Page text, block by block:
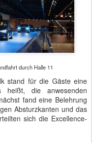
durch Halle 11
stand für die Gäste eine
heißt, die anwesenden
fand eine Belehrung
Absturzkanten und das
sich die Excellence-